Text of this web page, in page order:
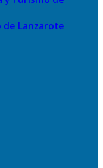
de Lanzarote